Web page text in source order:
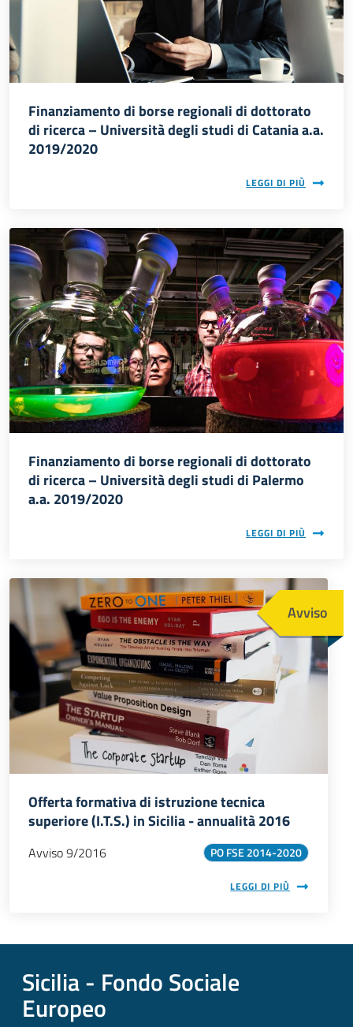
Finanziamento di borse regionali di dottorato
di ricerca – Università degli studi di Catania a.a.
2019/2020
LEGGI DI PIÙ
Immagine
Finanziamento di borse regionali di dottorato
di ricerca – Università degli studi di Palermo
a.a. 2019/2020
LEGGI DI PIÙ
Immagine
Offerta formativa di istruzione tecnica superiore (I.T.S.) in
Sicilia
Avviso
Offerta formativa di istruzione tecnica
superiore (I.T.S.) in Sicilia - annualità 2016
Avviso 9/2016 PO FSE 2014-2020
LEGGI DI PIÙ
Sicilia - Fondo Sociale
Europeo